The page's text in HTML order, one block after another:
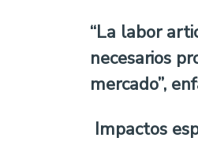
“La labor
necesarios
mercado”,
Impactos